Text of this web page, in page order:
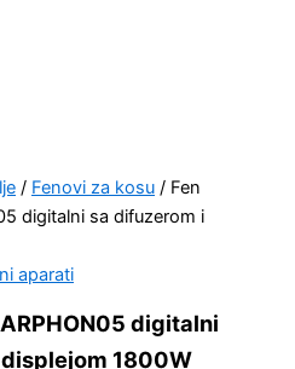
/ Fenovi za kosu / Fen
digitalni sa difuzerom i
aparati
digitalni
1800W